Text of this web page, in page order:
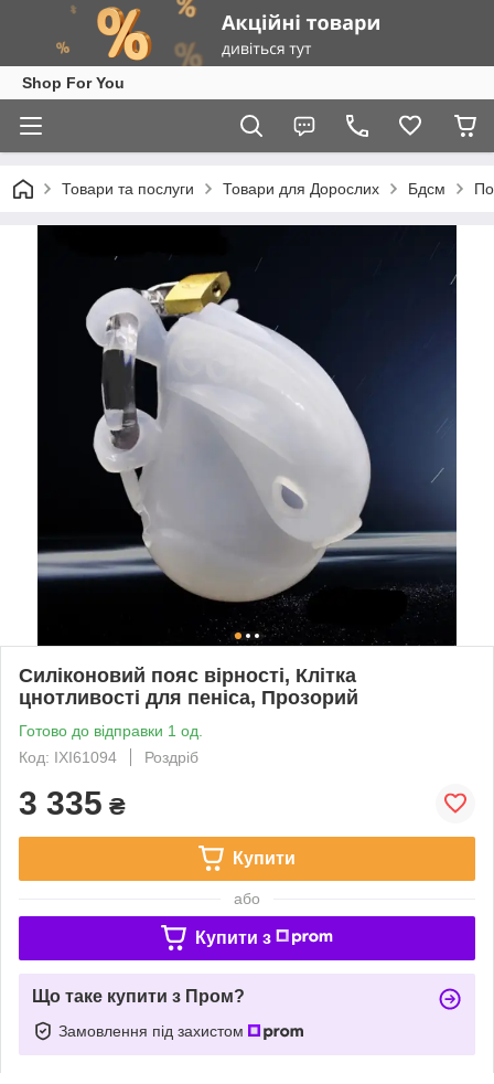
Shop For You
Товари та послуги Товари для Дорослих Бдсм
Силіконовий пояс вірності, Клітка
цнотливості для пеніса, Прозорий
Готово до відправки 1 од.
Код: IXI61094
Роздріб
3 335 ₴
Купити
або
Купити з
Що таке купити з Пром?
Замовлення під захистом